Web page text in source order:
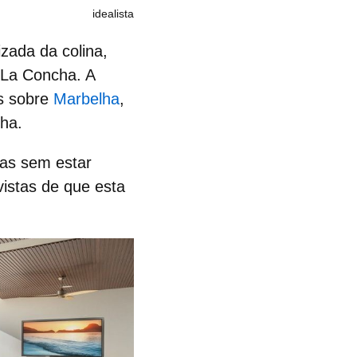
idealista
da colina,
Concha. A
sobre Marbelha,
sem estar
de que esta